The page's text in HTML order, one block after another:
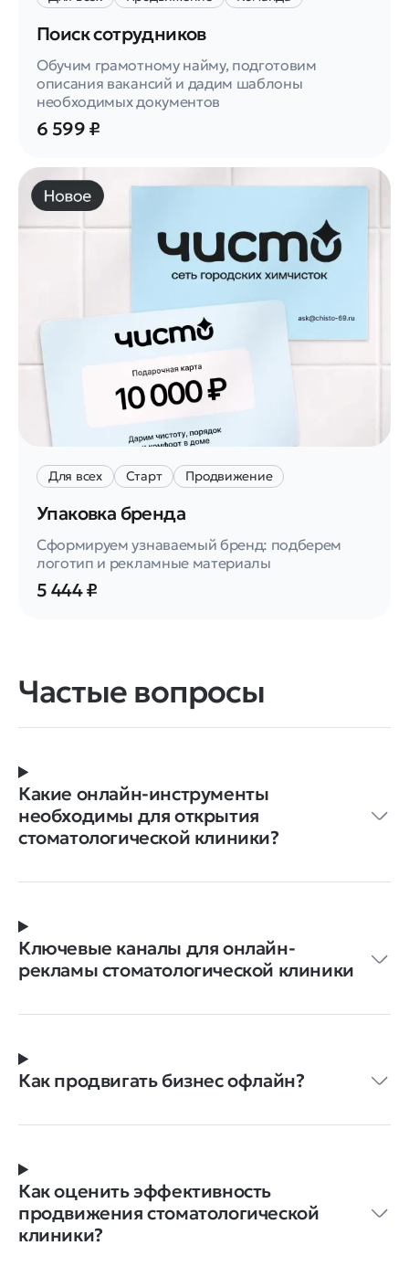
Поиск сотрудников
Обучим грамотному найму, подготовим
описания вакансий и дадим шаблоны
необходимых документов
6 599 ₽
Для всех Старт Продвижение
Упаковка бренда
Сформируем узнаваемый бренд: подберем
логотип и рекламные материалы
5 444 ₽
Частые вопросы
Какие онлайн-инструменты
необходимы для открытия
стоматологической клиники?
Ключевые каналы для онлайн-
рекламы стоматологической клиники
Как продвигать бизнес офлайн?
Как оценить эффективность
продвижения стоматологической
клиники?